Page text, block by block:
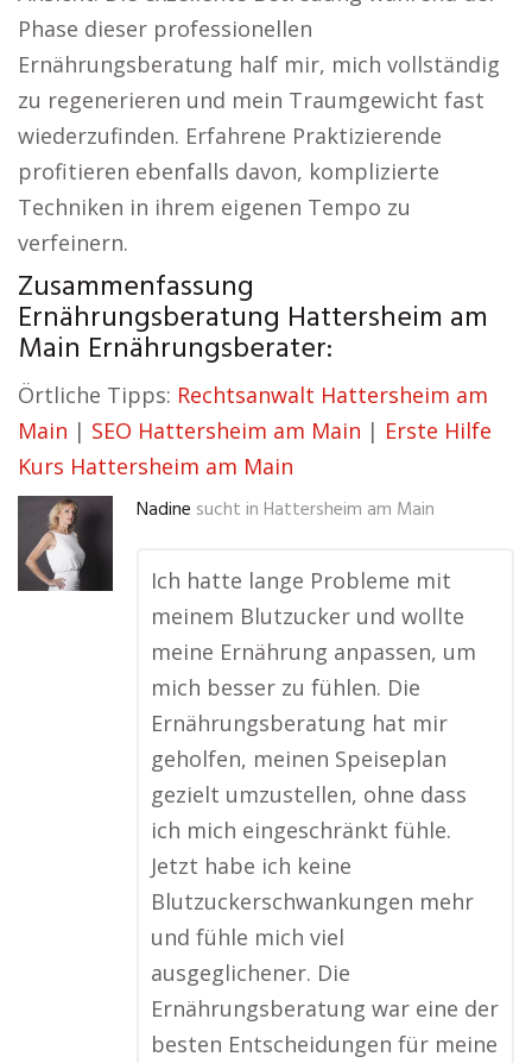
Phase dieser professionellen
Ernährungsberatung half mir, mich vollständig
zu regenerieren und mein Traumgewicht fast
wiederzufinden. Erfahrene Praktizierende
profitieren ebenfalls davon, komplizierte
Techniken in ihrem eigenen Tempo zu
verfeinern.
Zusammenfassung
Ernährungsberatung Hattersheim am
Main Ernährungsberater:
Örtliche Tipps: Rechtsanwalt Hattersheim am
Main | SEO Hattersheim am Main | Erste Hilfe
Kurs Hattersheim am Main
Nadine sucht in Hattersheim am Main
Ich hatte lange Probleme mit
meinem Blutzucker und wollte
meine Ernährung anpassen, um
mich besser zu fühlen. Die
Ernährungsberatung hat mir
geholfen, meinen Speiseplan
gezielt umzustellen, ohne dass
ich mich eingeschränkt fühle.
Jetzt habe ich keine
Blutzuckerschwankungen mehr
und fühle mich viel
ausgeglichener. Die
Ernährungsberatung war eine der
besten Entscheidungen für meine